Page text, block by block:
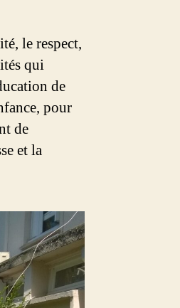
le respect,
qui
de
pour
de
et la